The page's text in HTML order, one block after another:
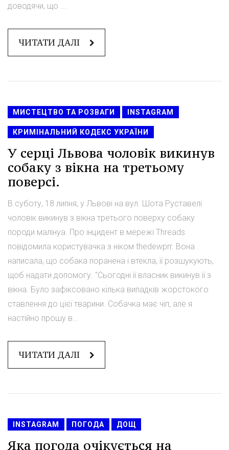
доводячи, що ...
ЧИТАТИ ДАЛІ
МИСТЕЦТВО ТА РОЗВАГИ INSTAGRAM
КРИМІНАЛЬНИЙ КОДЕКС УКРАЇНИ
У серці Львова чоловік викинув
собаку з вікна на третьому
поверсі.
В суботу, 18 липня, у Львові на вул. Шота Руставелі
чоловік викинув з вікна третього поверху собаку
породи малінуа. Про інцидент в мережі Threads
повідомила користувачка з ніком thedewprr. Вона
написала, що собака поранена і втекла, її розшукують,
щоб надати допомогу. "Сьогодні її власник викинув її з
вікна. Було зафіксовано кілька випадків жорстокого
ставлення до цієї тварини. Собачка має чіп, але я
настійно прошу в...
ЧИТАТИ ДАЛІ
INSTAGRAM ПОГОДА ДОЩ
Яка погода очікується на